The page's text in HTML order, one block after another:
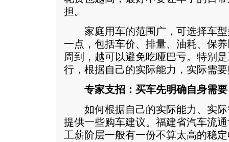
担。
家庭用车的范围广，可选择车型
一点，包括车价、排量、油耗、保
周到，越可以避免吃哑巴亏。特别
行，根据自己的实际能力，实际需
专家支招：买车先明确自身需要
如何根据自己的实际能力、实际
提供一些购车建议。福建省汽车流
工薪阶层一般有一份不算太高的稳